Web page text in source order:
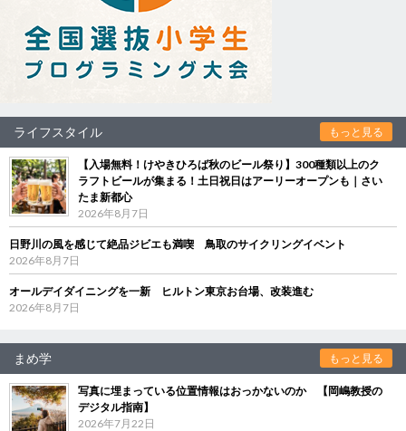
ライフスタイル もっと見る
【入場無料！けやきひろば秋のビール祭り】300種類以上のク
ラフトビールが集まる！土日祝日はアーリーオープンも｜さい
たま新都心
2026年8月7日
日野川の風を感じて絶品ジビエも満喫 鳥取のサイクリングイベント
2026年8月7日
オールデイダイニングを一新 ヒルトン東京お台場、改装進む
2026年8月7日
まめ学 もっと見る
写真に埋まっている位置情報はおっかないのか 【岡嶋教授の
デジタル指南】
2026年7月22日